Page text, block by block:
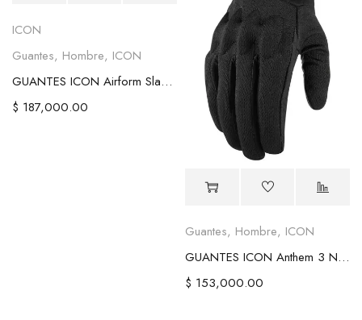
ICON
Guantes, Hombre, ICON
GUANTES ICON Airform Slabtown Checker
$ 187,000.00
Guantes, Hombre, ICON
GUANTES ICON Anthem 3 Negros
$ 153,000.00